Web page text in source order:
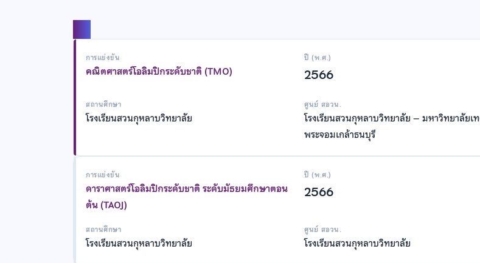
การแข่งขัน
คณิตศาสตร์โอลิมปิกระดับชาติ (TMO)
ปี (พ.ศ.)
2566
สถานศึกษา
โรงเรียนสวนกุหลาบวิทยาลัย
ศูนย์ สอวน.
โรงเรียนสวนกุหลาบวิทยาลัย – มหาวิทยาลัยเ
พระจอมเกล้าธนบุรี
การแข่งขัน
ดาราศาสตร์โอลิมปิกระดับชาติ ระดับมัธยมศึกษาตอน
ต้น (TAOJ)
ปี (พ.ศ.)
2566
สถานศึกษา
โรงเรียนสวนกุหลาบวิทยาลัย
ศูนย์ สอวน.
โรงเรียนสวนกุหลาบวิทยาลัย